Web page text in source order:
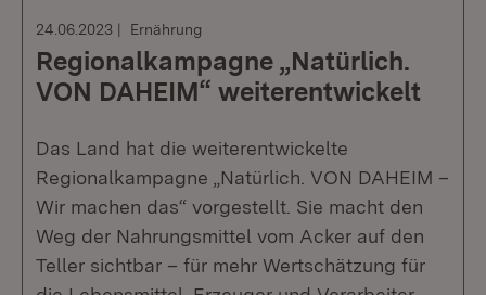
24.06.2023 Ernährung
Regionalkampagne „Natürlich.
VON DAHEIM“ weiterentwickelt
Das Land hat die weiterentwickelte
Regionalkampagne „Natürlich. VON DAHEIM –
Wir machen das“ vorgestellt. Sie macht den
Weg der Nahrungsmittel vom Acker auf den
Teller sichtbar – für mehr Wertschätzung für